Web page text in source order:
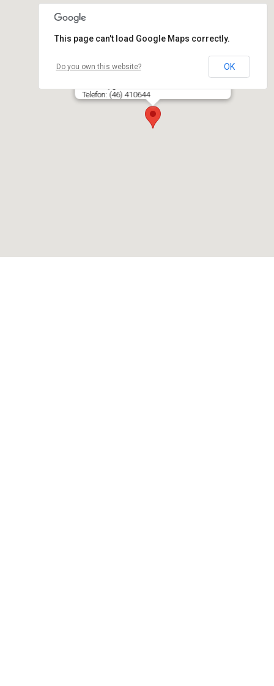
LITINTERP svečių namai, UAB KAMAVA
Telefon: (46) 410644
This page can't load Google Maps correctly.
Do you own this website? OK